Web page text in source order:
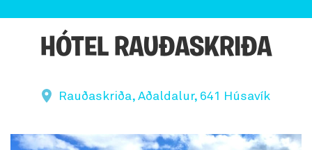
HÓTEL RAUÐASKRIÐA
Rauðaskriða, Aðaldalur, 641 Húsavík